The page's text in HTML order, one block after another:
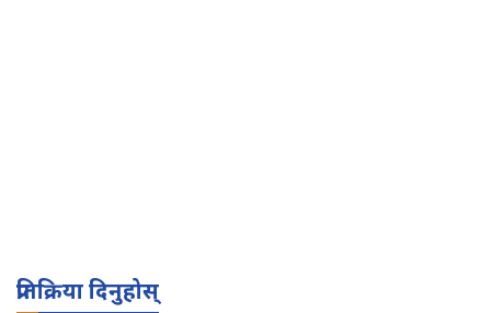
प्रतिक्रिया दिनुहोस्